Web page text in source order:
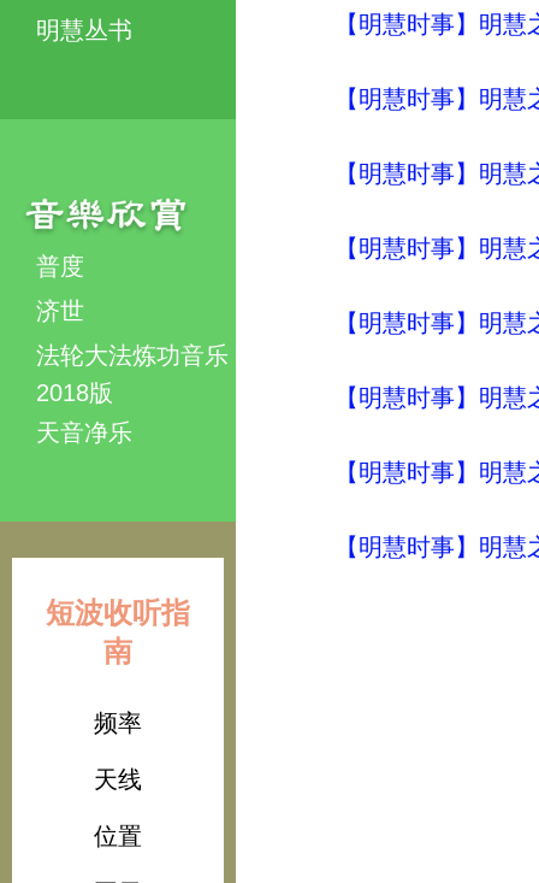
明慧丛书
普度
济世
法轮大法炼功音乐
2018版
天音净乐
短波收听指
南
频率
天线
位置
【明慧时事】明
【明慧时事】明
【明慧时事】明
【明慧时事】明
【明慧时事】明
【明慧时事】明
【明慧时事】明
【明慧时事】明